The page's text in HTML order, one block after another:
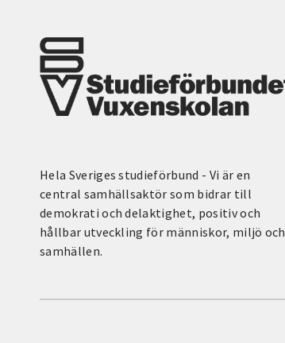
Hela Sveriges studieförbund - Vi är en
central samhällsaktör som bidrar till
demokrati och delaktighet, positiv och
hållbar utveckling för människor, miljö och
samhällen.